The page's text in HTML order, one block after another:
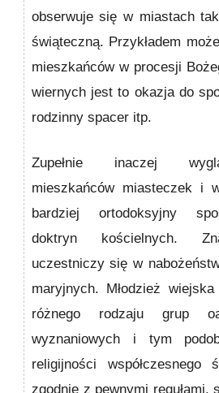
obserwuje się w miastach
świąteczną. Przykładem
mieszkańców w procesji
wiernych jest to okazja do
rodzinny spacer itp.
Zupełnie inaczej
mieszkańców miasteczek i
bardziej ortodoksyjny
doktryn kościelnych.
uczestniczy się w
maryjnych. Młodzież
różnego rodzaju grup
wyznaniowych i tym
religijności współczesnego
zgodnie z pewnymi regułami,